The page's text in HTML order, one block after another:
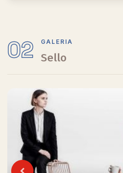
02 GALERIA
Sello